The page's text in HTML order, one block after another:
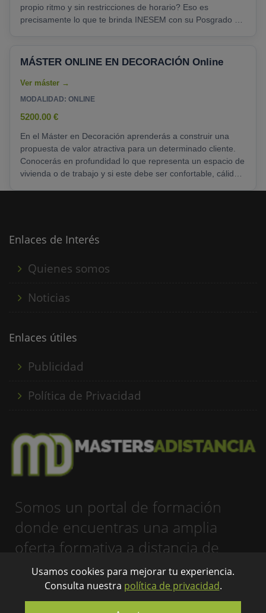
propio ritmo y sin restricciones de horario? Eso es
precisamente lo que te brinda INESEM con su Posgrado en
y proyectos fundamentales para comprender acerca de
combinaciones cromáticas, desarrollar......
MÁSTER ONLINE EN DECORACIÓN Online
MODALIDAD: ONLINE
5200.00 €
En el Máster en Decoración aprenderás a construir una
propuesta de valor atractiva para un determinado cliente.
Conocerás en profundidad lo que representa un espacio de
vivienda o de trabajo y si este debe ser confortable, cálido,
estilo. Desarrollarás la creatividad......
Enlaces de Interés
Quienes somos
Noticias
Enlaces útiles
Publicidad
Política de Privacidad
Somos un portal de formación
donde encuentras una amplia
oferta formativa a distancia de
forma rápida y eficaz...
info@mastersadistancia.com
Usamos cookies para mejorar tu experiencia.
Consulta nuestra política de privacidad.